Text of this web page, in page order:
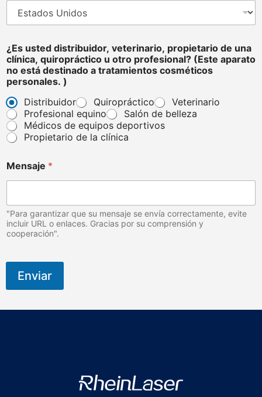
i
s
t
r
i
b
u
i
d
r
,
c
s
m
é
t
c
¿Es usted distribuidor, veterinario, propietario de una
clínica, quiropráctico u otro profesional? (Este aparato
no está destinado a tratamientos cosméticos
personales. )
Distribuidor
Quiropráctico
Veterinario
Profesional equino
Salón de belleza
Médicos de equipos deportivos
Propietario de la clínica
Mensaje *
"Para garantizar que su mensaje se envía correctamente, evite
incluir URL o enlaces. Gracias por su comprensión y
cooperación".
Enviar